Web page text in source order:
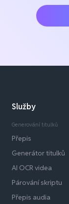
Služby
Generování titulků
Přepis
Generátor titulků
AI OCR videa
Párování skriptu
Přepis audia